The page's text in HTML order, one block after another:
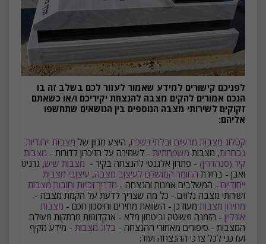
לפניכם קישורים למידע שאמור לעזור לכם בשלב זה בו
הנכם אמורים להקים מצבה להנצחת יקיריכם ו/או כשאתם
זקוקים לשירותי מצבה הנוספים בין הנושאים שתחשפו
אליהם:
קטלוג מצבות מרשים ובלתי נשכח, היצע מגוון של מצבות ייחודיות
נבחרות, מצבות משפחתיות - לשמירה על הזיכרון לדורות - מצבות
קיר (סנהדרין) - פתרון אלגנטי להנצחה בקיר - מצבות שיש, גרניט
ואבן - בחירת החומר המושלם לעיצוב מצבה, עיצובי מצבות
ייחודיים - המשלבים אמנות והנצחה - מדריך זכויות וחובות מצבות
ושירותי מצבה נלווים - כל מה שצריך לדעת על הקמת מצבה -
מחירון מצבות מעודכן - השוואת מחירים וחיסכון חכם - מצבות
אונליין - הזמנה פשוטה וביטחון מלא - אנקדוטות מרתקות מעולם
המצבות - סיפורים מאחורי ההנצחה - בלוג מצבות - מידע מקיף
ועדכני לכל צרכי ההנצחה ועוד: